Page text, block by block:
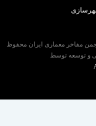
معماری ایران محفوظ